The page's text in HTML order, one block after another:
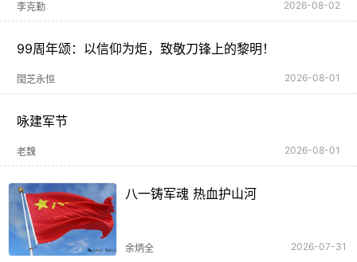
李克勤 2026-08-02
99周年颂：以信仰为炬，致敬刀锋上的黎明！
閠芝永恒 2026-08-01
咏建军节
老魏 2026-08-01
八一铸军魂 热血护山河
余炳全 2026-07-31